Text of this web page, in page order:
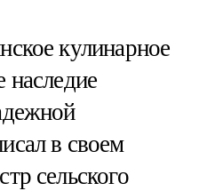
кулинарное
наследие
в своем
сельского